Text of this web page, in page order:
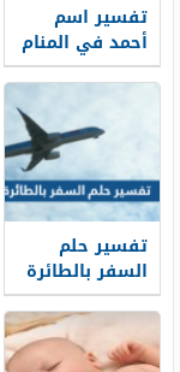
تفسير اسم
أحمد في المنام
للعزباء
والمتزوجة
والحامل
تفسير حلم
السفر بالطائرة
في المنام